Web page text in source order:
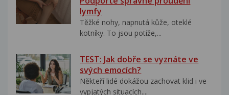
lymfy
Těžké nohy, napnutá kůže, oteklé
kotníky. To jsou potíže,...
TEST: Jak dobře se vyznáte ve
svých emocích?
Někteří lidé dokážou zachovat klid i ve
vypjatých situacích....